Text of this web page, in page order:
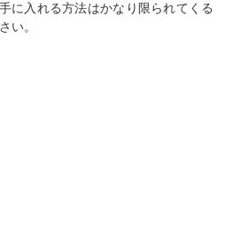
に入れる方法はかなり限られてくる
い。